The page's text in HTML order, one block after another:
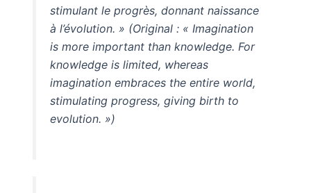
stimulant le progrès, donnant naissance
à l’évolution. » (Original : « Imagination
is more important than knowledge. For
knowledge is limited, whereas
imagination embraces the entire world,
stimulating progress, giving birth to
evolution. »)